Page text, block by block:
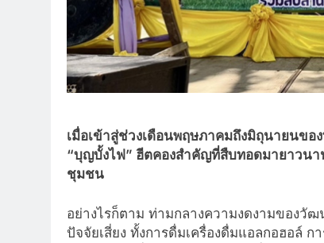
เมื่อเข้าสู่ช่วงเดือนพฤษภาคมถึงมิถุนายนข
“บุญบั้งไฟ” ฮีตคองสำคัญที่สืบทอดมายาวน
ชุมชน
อย่างไรก็ตาม ท่ามกลางความงดงามของ
ปัจจัยเสี่ยง ทั้งการดื่มเครื่องดื่มแอลกอฮอล์